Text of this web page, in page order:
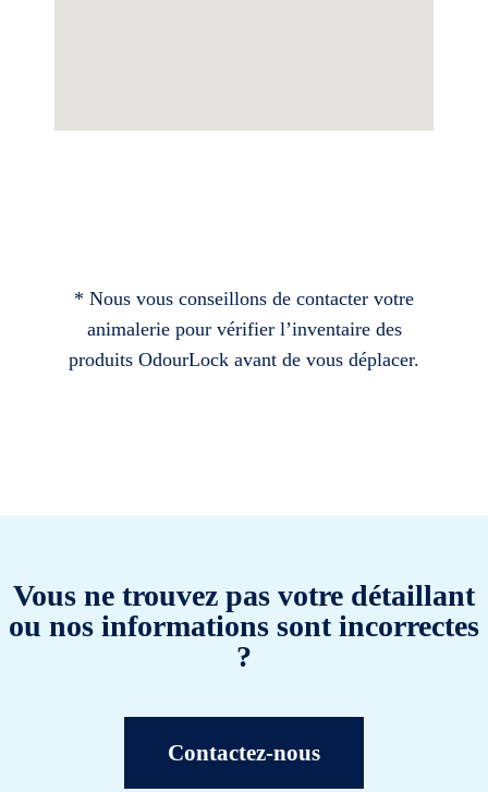
* Nous vous conseillons de contacter votre
animalerie pour vérifier l’inventaire des
produits OdourLock avant de vous déplacer.
Vous ne trouvez pas votre détaillant
ou nos informations sont incorrectes
?
Contactez-nous